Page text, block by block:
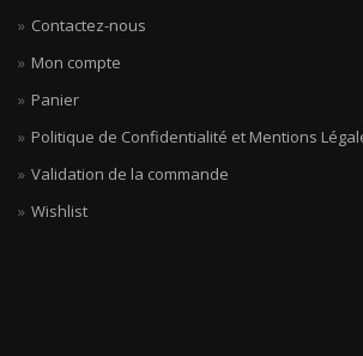
Contactez-nous
Mon compte
Panier
Politique de Confidentialité et Mentions
Validation de la commande
Wishlist